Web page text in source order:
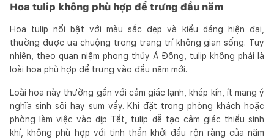
Hoa tulip không phù hợp để trưng đầu năm
Hoa tulip nổi bật với màu sắc đẹp và kiểu dáng hiện đại,
thường được ưa chuộng trong trang trí không gian sống. Tuy
nhiên, theo quan niệm phong thủy Á Đông, tulip không phải là
loài hoa phù hợp để trưng vào đầu năm mới.
Loài hoa này thường gắn với cảm giác lạnh, khép kín, ít mang ý
nghĩa sinh sôi hay sum vầy. Khi đặt trong phòng khách hoặc
phòng làm việc vào dịp Tết, tulip dễ tạo cảm giác thiếu sinh
khí, không phù hợp với tinh thần khởi đầu rộn ràng của năm